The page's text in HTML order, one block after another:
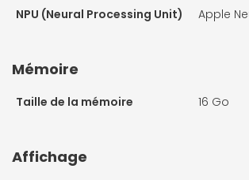
NPU (Neural Processing Unit) Apple
Mémoire
Taille de la mémoire 16 Go
Affichage